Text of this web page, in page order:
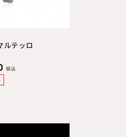
ルテッロ
税込